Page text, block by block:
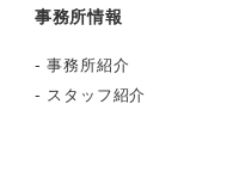
事務所情報
-事務所紹介
- スタッフ紹介